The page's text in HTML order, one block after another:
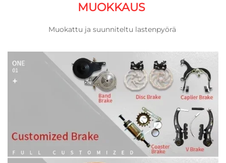
MUOKKAUS
Muokattu ja suunniteltu lastenpyörä